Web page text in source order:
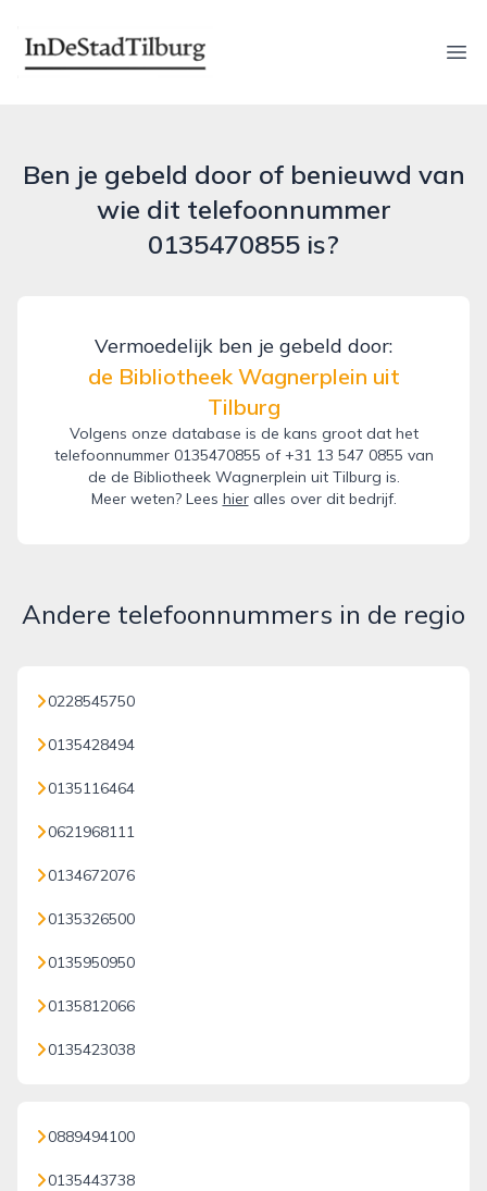
indestadtilburg.nl
Ben je gebeld door of benieuwd van
wie dit telefoonnummer
0135470855 is?
Vermoedelijk ben je gebeld door:
de Bibliotheek Wagnerplein uit
Tilburg
Volgens onze database is de kans groot dat het
telefoonnummer 0135470855 of +31 13 547 0855 van
de de Bibliotheek Wagnerplein uit Tilburg is.
Meer weten? Lees hieralles over dit bedrijf.
Andere telefoonnummers in de regio
0228545750
0135428494
0135116464
0621968111
0134672076
0135326500
0135950950
0135812066
0135423038
0889494100
0135443738